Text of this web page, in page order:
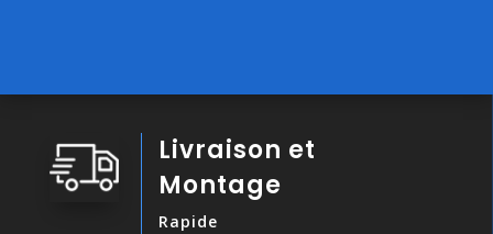
Livraison et
Montage
Rapide